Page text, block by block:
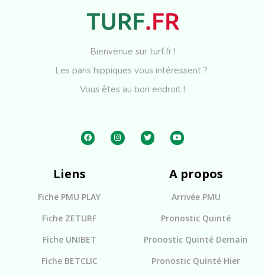
Bienvenue sur turf.fr !
Les paris hippiques vous intéressent ?
Vous êtes au bon endroit !
Liens
Fiche PMU PLAY
Fiche ZETURF
Fiche UNIBET
Fiche BETCLIC
A propos
Arrivée PMU
Pronostic Quinté
Pronostic Quinté Demain
Pronostic Quinté Hier